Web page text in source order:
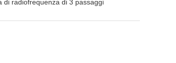
di radiofrequenza di 3 passaggi